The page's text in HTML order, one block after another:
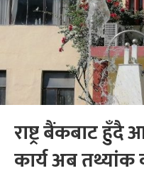
राष्ट्र बैंकबाट
कार्य अब तथ्यांक